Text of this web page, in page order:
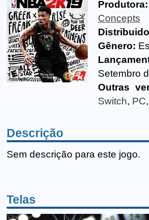
Produtora:
Concepts
Gênero:
Setembro
Outras
Switch, PC,
Descrição
Sem descrição para este jogo.
Telas